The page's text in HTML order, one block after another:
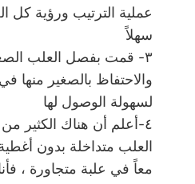
عملية الترتيب ورؤية كل
سهلاً
٣- قمت بفصل العلب
والاحتفاظ بالصغير منها
لسهولة الوصول لها
٤-أعلم أن هناك الكثير
العلب متداخلة بدون
معاً في علبة متجاورة ،